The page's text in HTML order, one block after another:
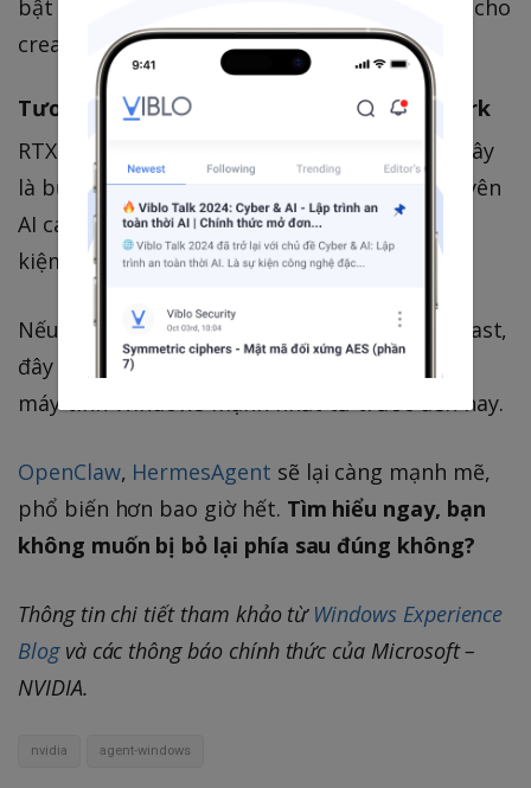
bật – thiết kế mỏng nhẹ, hiệu suất cao dành cho
creative pro và world makers.
Tương Lai Đã Đến Với Windows + RTX Spark
RTX Spark không chỉ là một con chip mới – đây
là bước tiến lớn đưa Windows PC vào kỷ nguyên
AI cá nhân thực thụ: mạnh mẽ, di động, tiết
kiệm pin và cực kỳ thông minh.
Nếu bạn là developer, creator hay AI enthusiast,
đây chính là lúc để nâng cấp lên những chiếc
máy tính Windows mạnh nhất từ trước đến nay.
OpenClaw, HermesAgent sẽ lại càng mạnh mẽ,
phổ biến hơn bao giờ hết. Tìm hiểu ngay, bạn
không muốn bị bỏ lại phía sau đúng không?
Thông tin chi tiết tham khảo từ Windows Experience
Blogvà các thông báo chính thức của Microsoft –
NVIDIA.
nvidia agent-windows